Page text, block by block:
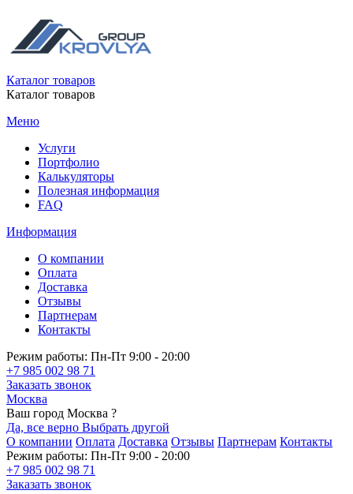
Каталог товаров
Каталог товаров
Меню
Услуги
Портфолио
Калькуляторы
Полезная информация
FAQ
Информация
О компании
Оплата
Доставка
Отзывы
Партнерам
Контакты
Режим работы: Пн-Пт 9:00 - 20:00
+7 985 002 98 71
Заказать звонок
Москва
Ваш город Москва ?
Да, все верно Выбрать другой
О компании Оплата Доставка Отзывы Партнерам Контакты
Режим работы: Пн-Пт 9:00 - 20:00
+7 985 002 98 71
Заказать звонок